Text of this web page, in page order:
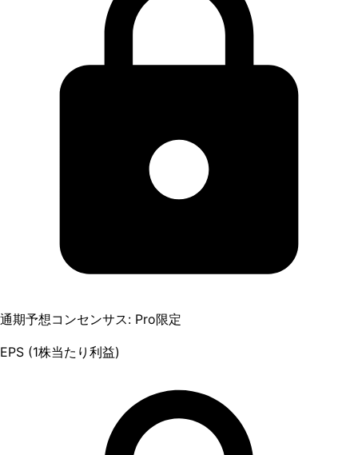
通期予想コンセンサス: Pro限定
EPS (1株当たり利益)